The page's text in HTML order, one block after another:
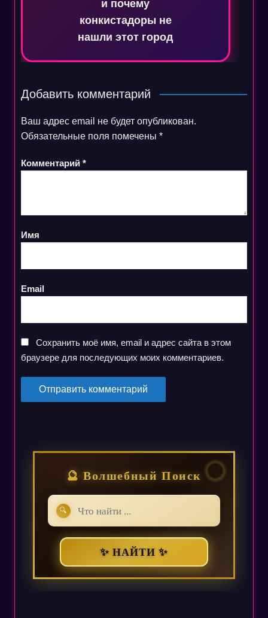
и почему
конкистадоры не
нашли этот город
Добавить комментарий
Ваш адрес email не будет опубликован.
Обязательные поля помечены *
Комментарий *
Имя
Email
Сохранить моё имя, email и адрес сайта в этом
браузере для последующих моих комментариев.
🔮 Волшебный Поиск
🔍
✨ НАЙТИ ✨